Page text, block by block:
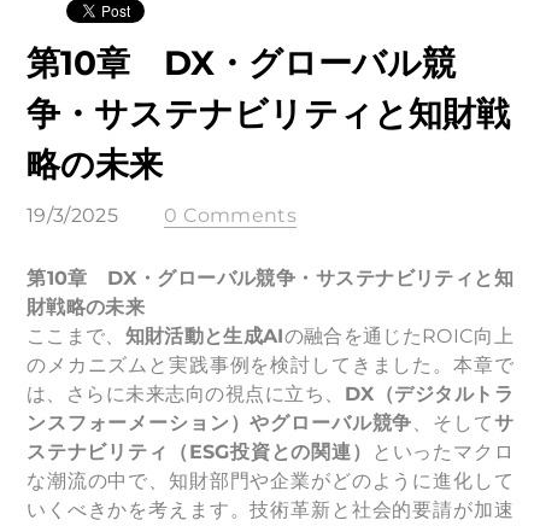
第10章 DX・グローバル競
争・サステナビリティと知財戦
略の未来
19/3/2025 0 Comments
第10章 DX・グローバル競争・サステナビリティと知
財戦略の未来
ここまで、 知財活動と生成AIの融合を通じたROIC向上
のメカニズムと実践事例を検討してきました。本章で
は、さらに未来志向の視点に立ち、 DX（デジタルトラ
ンスフォーメーション）やグローバル競争、そしてサ
ステナビリティ（ESG投資との関連）
といったマクロ
な潮流の中で、知財部門や企業がどのように進化して
いくべきかを考えます。技術革新と社会的要請が加速